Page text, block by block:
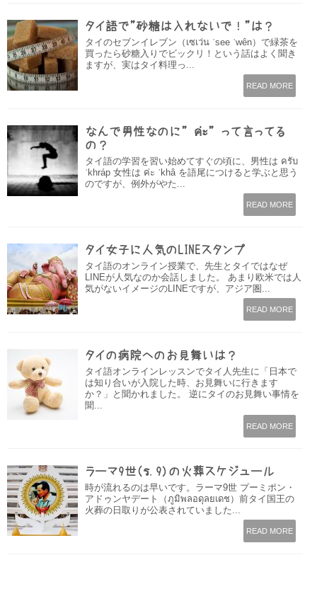
タイ語で”砂糖は入れないで！”は？
タイのセブンイレブン（เซเว่น ˈsee ˈwên）で緑茶を
買ったら砂糖入りでビックリ！という話はよく聞き
ますが、実はタイ料理っ...
READ MORE
なんで男性なのに” ค่ะ” って言ってる
の？
タイ語の学習を習い始めてすぐの頃に、男性は ครับ
ˈkhráp 女性は ค่ะ ˈkhâ を語尾につけると学ぶと思う
のですが、例外がやた...
READ MORE
タイ女子に人気のLINEスタンプ
タイ語のオンライン授業で、先生とタイではなぜ
LINEが人気なのか会話しました。 あまり欧米では人
気がないイメージのLINEですが、アジア圏...
READ MORE
タイの病院へのお見舞いは？
タイ語オンラインレッスンでタイ人先生に「日本で
は知り合いが入院した時、お見舞いに行きます
か？」と聞かれました。 逆にタイのお見舞い事情を
聞...
READ MORE
ラーマ9世（ร.9)の火葬スケジュール
時が流れるのは早いです。ラーマ9世 プーミポン・
アドゥンヤデート（ภูมิพลอดุลยเดช）前タイ国王の
火葬の日取りが公表されていました...
READ MORE